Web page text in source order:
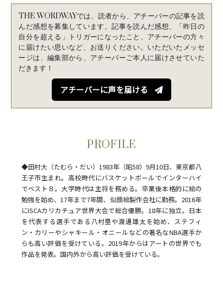
c
e
b
o
k
i
t
t
r
n
e
THE WORDWAYでは、読者から、アチーバーの記事を読
んだ感想を募集しています。記事を読んだ感想、「昨日の
自分を超える」トリガーになったこと、アチーバーの方々
に届けたい思いなど、お送りください。いただいたメッセ
ージは、編集部から、アチーバーご本人に届けさせていた
だきます！
アチーバーに声を届ける
PROFILE
◆田村大（たむら・だい）1983年（昭58）9月10日、東京都八
王子市生まれ。高校時代にバスケットボールでインターハイ
でベスト８。大学時代は主将を務める。卒業後本格的に絵の
勉強を始め、17年まで7年間、似顔絵製作会社に勤務。2016年
にISCAカリカチュア世界大会で総合優勝。18年に独立。日本
を代表する選手である八村塁や渡邊雄太を始め、ステフィ
ン・カリーやシャキール・オニールなどの著名なNBA選手か
らも高い評価を受けている。2019年からはアートの世界でも
作品を発表。国内外から高い評価を受けている。